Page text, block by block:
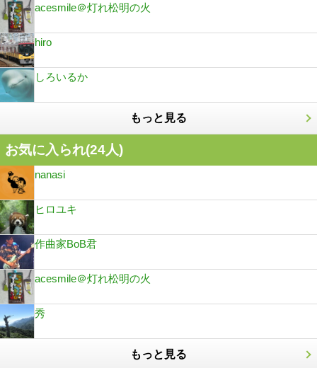
acesmile＠灯れ松明の火
hiro
しろいるか
もっと見る
お気に入られ(24人)
nanasi
ヒロユキ
作曲家BoB君
acesmile＠灯れ松明の火
秀
もっと見る